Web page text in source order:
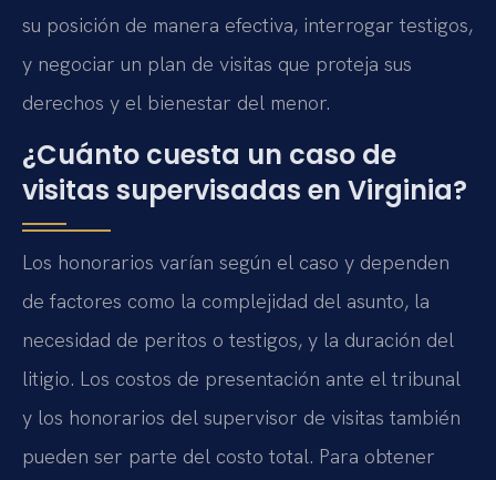
su posición de manera efectiva, interrogar testigos,
y negociar un plan de visitas que proteja sus
derechos y el bienestar del menor.
¿Cuánto cuesta un caso de
visitas supervisadas en Virginia?
Los honorarios varían según el caso y dependen
de factores como la complejidad del asunto, la
necesidad de peritos o testigos, y la duración del
litigio. Los costos de presentación ante el tribunal
y los honorarios del supervisor de visitas también
pueden ser parte del costo total. Para obtener